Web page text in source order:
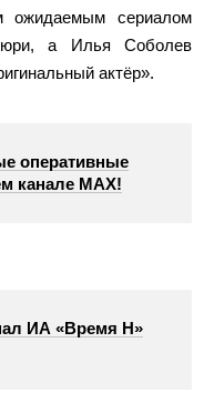
ожидаемым сериалом
а Илья Соболев
актёр».
оперативные
канале МАХ!
ИА «Время Н»